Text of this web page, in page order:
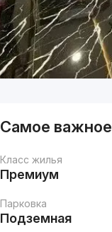
Самое важное
Класс жилья
Премиум
Парковка
Подземная